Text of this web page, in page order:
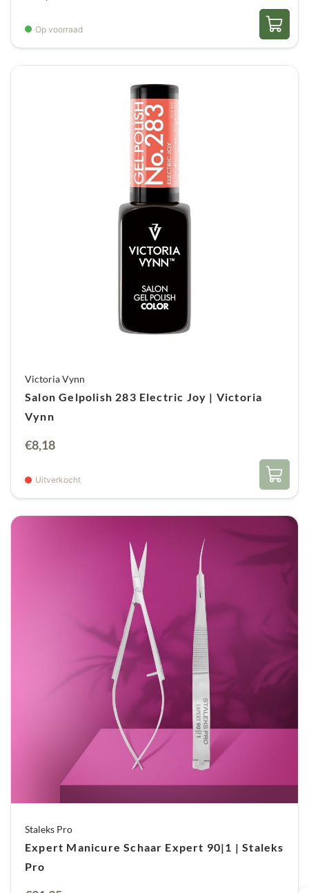
Op voorraad
Victoria Vynn
Salon Gelpolish 283 Electric Joy | Victoria
Vynn
€8,18
Uitverkocht
Staleks Pro
Expert Manicure Schaar Expert 90|1 | Staleks
Pro